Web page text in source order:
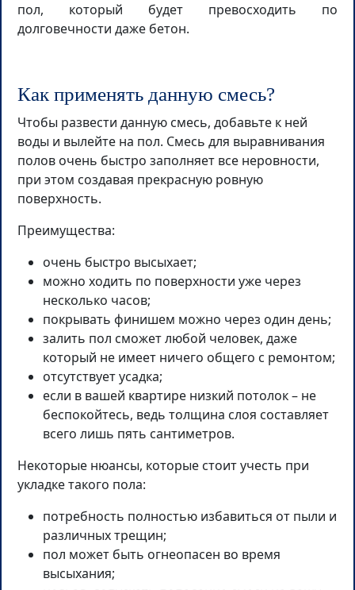
пол, который будет превосходить по
долговечности даже бетон.
Как применять данную смесь?
Чтобы развести данную смесь, добавьте к ней
воды и вылейте на пол. Смесь для выравнивания
полов очень быстро заполняет все неровности,
при этом создавая прекрасную ровную
поверхность.
Преимущества:
очень быстро высыхает;
можно ходить по поверхности уже через
несколько часов;
покрывать финишем можно через один день;
залить пол сможет любой человек, даже
который не имеет ничего общего с ремонтом;
отсутствует усадка;
если в вашей квартире низкий потолок – не
беспокойтесь, ведь толщина слоя составляет
всего лишь пять сантиметров.
Некоторые нюансы, которые стоит учесть при
укладке такого пола:
потребность полностью избавиться от пыли и
различных трещин;
пол может быть огнеопасен во время
высыхания;